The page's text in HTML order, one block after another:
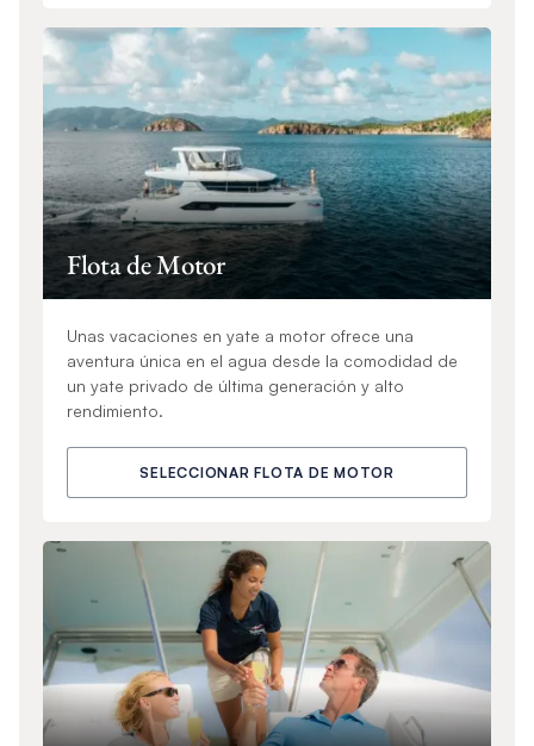
Flota de Motor
Unas vacaciones en yate a motor ofrece una
aventura única en el agua desde la comodidad de
un yate privado de última generación y alto
rendimiento.
SELECCIONAR FLOTA DE MOTOR